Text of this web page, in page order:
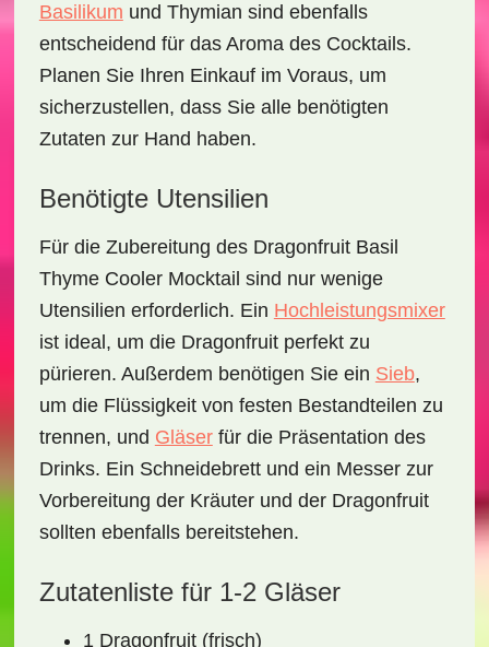
Basilikum und Thymian sind ebenfalls
entscheidend für das Aroma des Cocktails.
Planen Sie Ihren Einkauf im Voraus, um
sicherzustellen, dass Sie alle benötigten
Zutaten zur Hand haben.
Benötigte Utensilien
Für die Zubereitung des Dragonfruit Basil
Thyme Cooler Mocktail sind nur wenige
Utensilien erforderlich. Ein Hochleistungsmixer
ist ideal, um die Dragonfruit perfekt zu
pürieren. Außerdem benötigen Sie ein Sieb,
um die Flüssigkeit von festen Bestandteilen zu
trennen, und Gläserfür die Präsentation des
Drinks. Ein Schneidebrettund ein Messerzur
Vorbereitung der Kräuter und der Dragonfruit
sollten ebenfalls bereitstehen.
Zutatenliste für 1-2 Gläser
1 Dragonfruit (frisch)